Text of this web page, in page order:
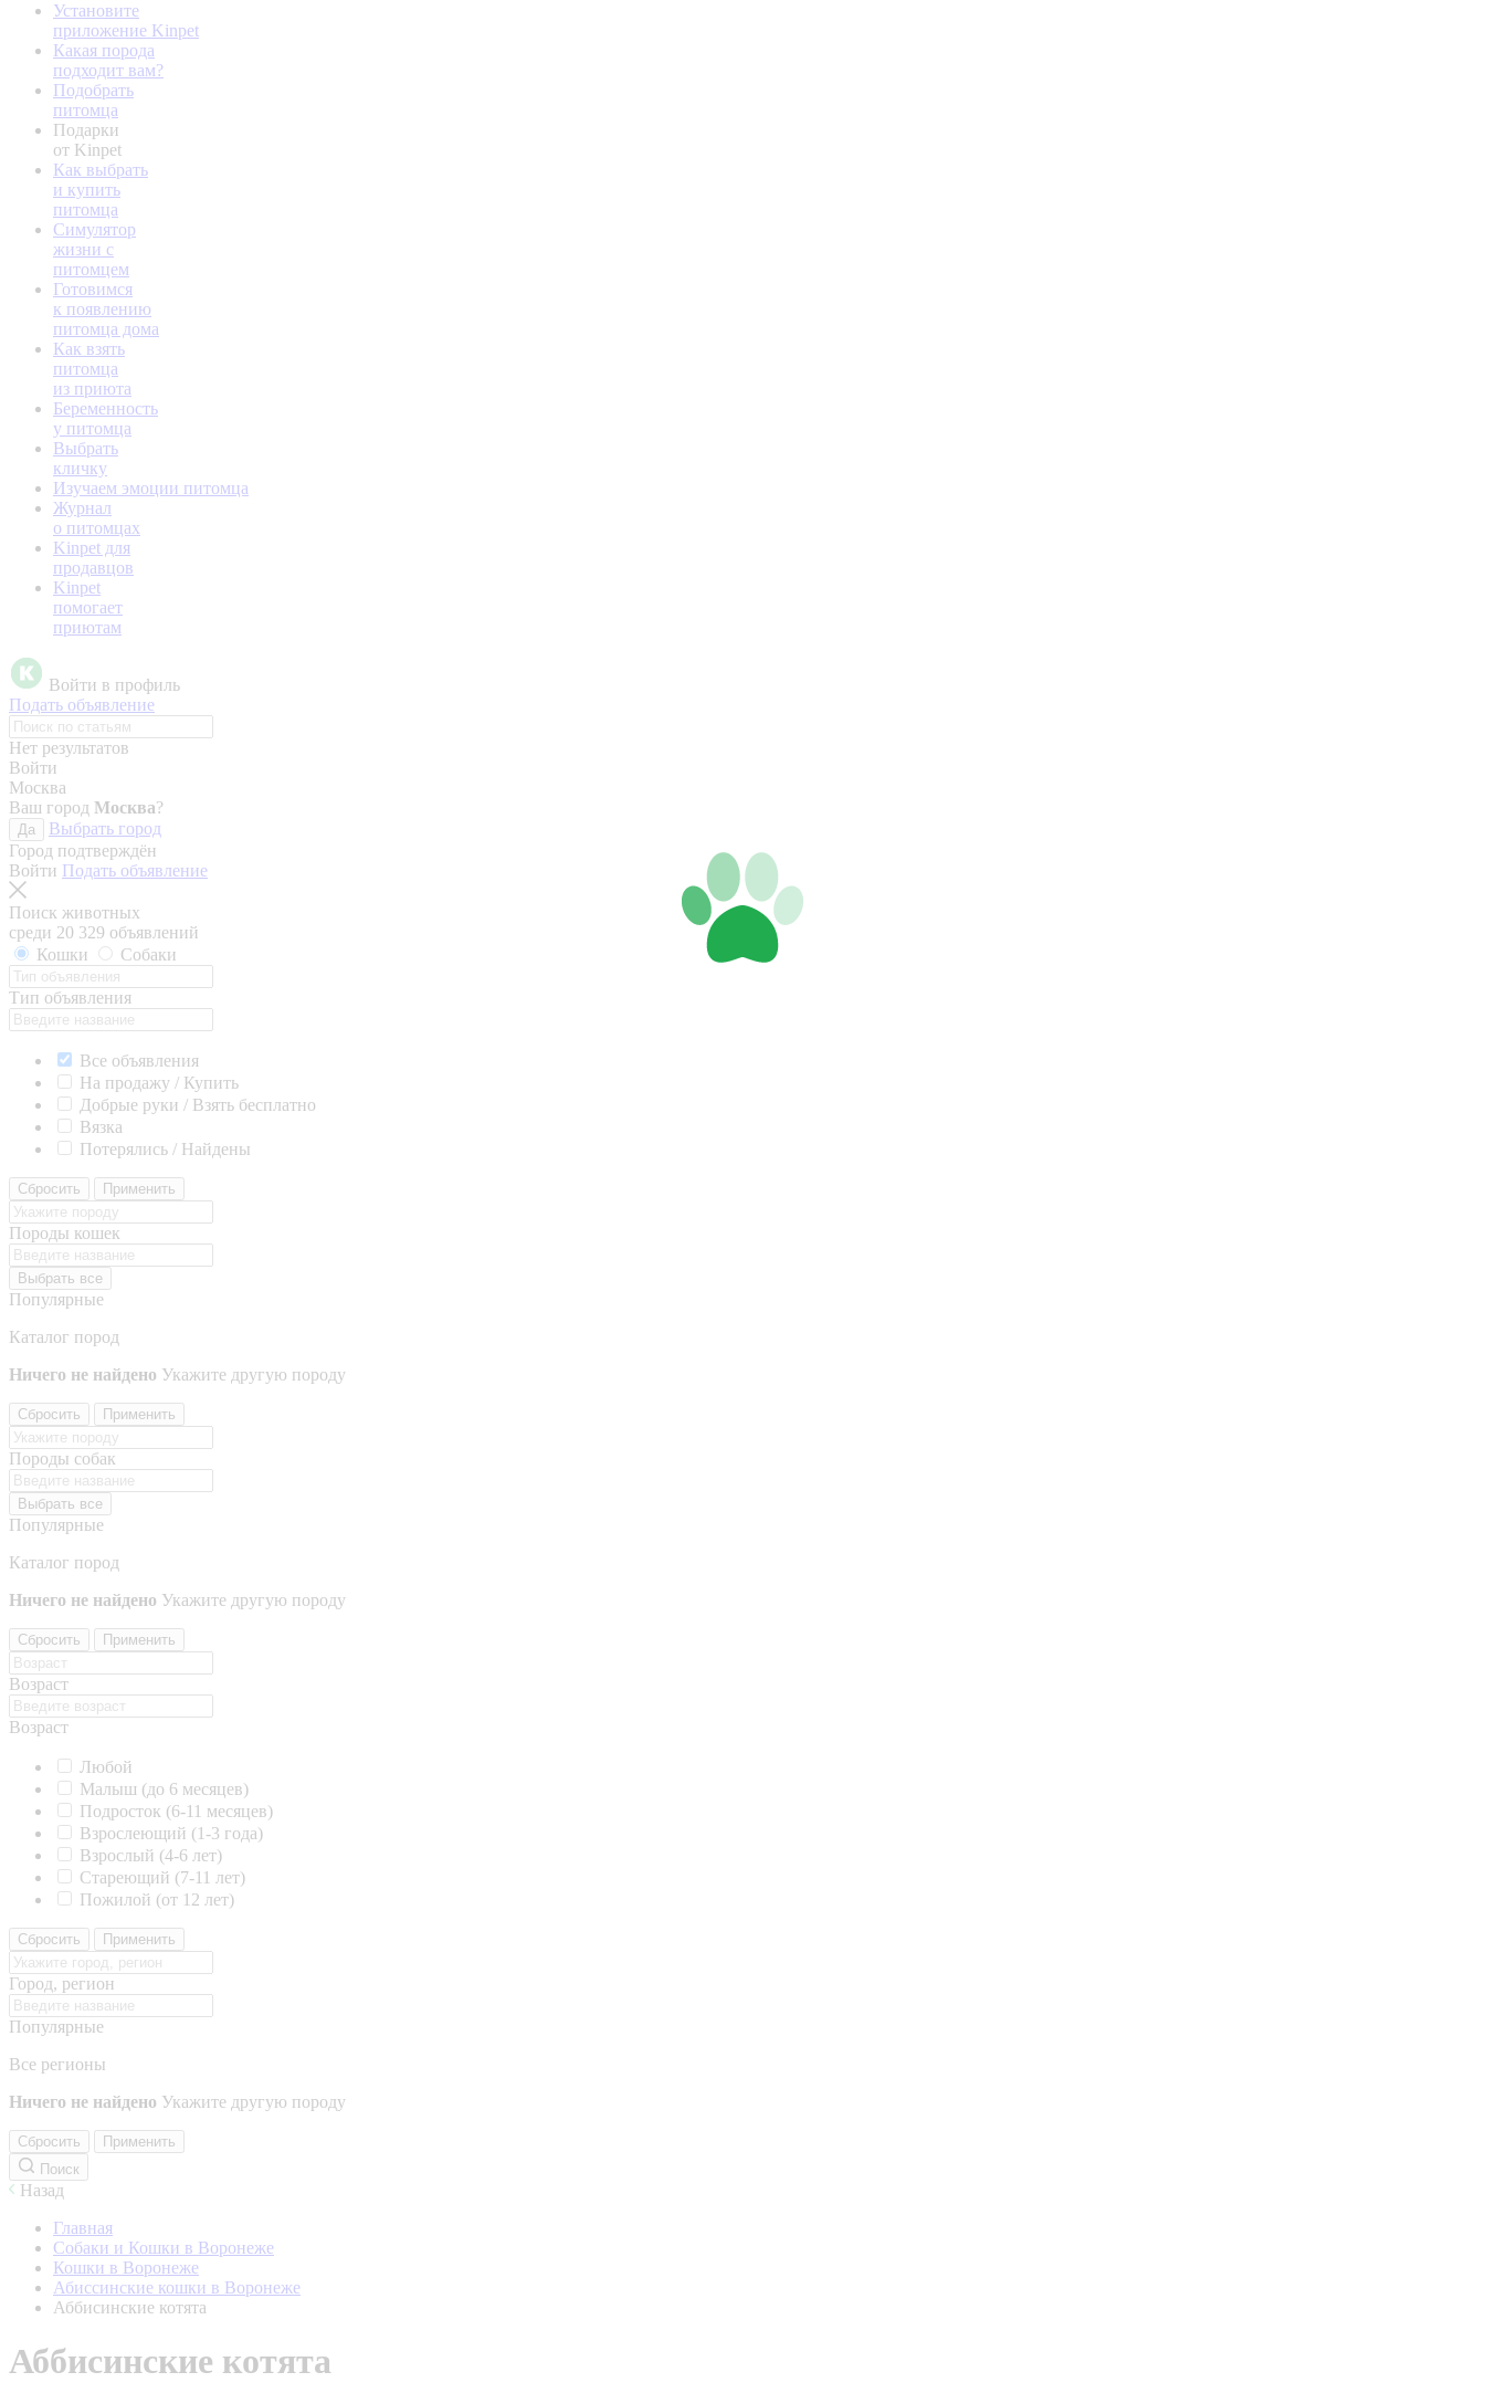
Установите
приложение Kinpet
Какая порода
подходит вам?
Подобрать
питомца
Подарки
от Kinpet
Как выбрать
и купить
питомца
Симулятор
жизни с
питомцем
Готовимся
к появлению
питомца дома
Как взять
питомца
из приюта
Беременность
у питомца
Выбрать
кличку
Изучаем эмоции питомца
Журнал
о питомцах
Kinpet для
продавцов
Kinpet
помогает
приютам
Войти в профиль
Подать объявление
Нет результатов
Войти
Москва
Ваш город Москва?
Да
Выбрать город
Город подтверждён
Войти Подать объявление
Поиск животных
среди 20 329 объявлений
Кошки
Собаки
Тип объявления
Все объявления
На продажу / Купить
Добрые руки / Взять бесплатно
Вязка
Потерялись / Найдены
Сбросить Применить
Породы кошек
Выбрать все
Популярные
Каталог пород
Ничего не найдено Укажите другую породу
Сбросить Применить
Породы собак
Выбрать все
Популярные
Каталог пород
Ничего не найдено Укажите другую породу
Сбросить Применить
Возраст
Возраст
Любой
Малыш (до 6 месяцев)
Подросток (6-11 месяцев)
Взрослеющий (1-3 года)
Взрослый (4-6 лет)
Стареющий (7-11 лет)
Пожилой (от 12 лет)
Сбросить Применить
Город, регион
Популярные
Все регионы
Ничего не найдено Укажите другую породу
Сбросить
Применить
Поиск
Назад
Главная
Собаки и Кошки в Воронеже
Кошки в Воронеже
Абиссинские кошки в Воронеже
Аббисинские котята
Аббисинские котята